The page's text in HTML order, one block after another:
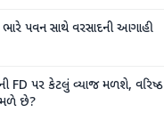
પવન સાથે વરસાદની આગાહી
FD પર કેટલું વ્યાજ મળશે, વરિષ્ઠ
મળે છે?